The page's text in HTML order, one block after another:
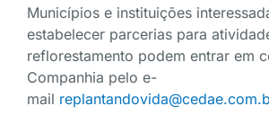
Municípios e instituições
estabelecer parcerias para
reflorestamento podem entrar em
Companhia pelo e-
mail